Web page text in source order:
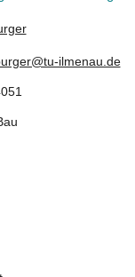
ilmenau.de